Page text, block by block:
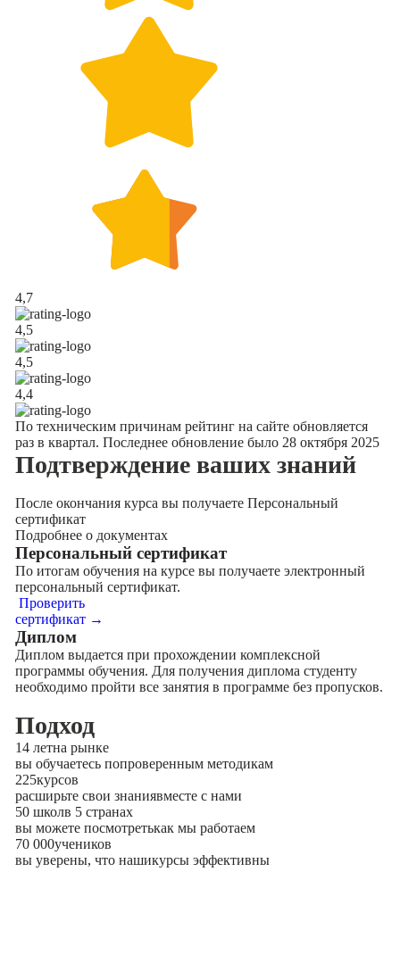
4,7
4,5
4,5
4,4
По техническим причинам рейтинг на сайте обновляется
раз в квартал. Последнее обновление было 28 октября 2025
Подтверждение ваших знаний
После окончания курса вы получаете Персональный
сертификат
Подробнее о документах
Персональный сертификат
По итогам обучения на курсе вы получаете электронный
персональный сертификат.
Проверить
сертификат →
Диплом
Диплом выдается при прохождении комплексной
программы обучения. Для получения диплома студенту
необходимо пройти все занятия в программе без пропусков.
Подход
14 летна рынке
вы обучаетесь попроверенным методикам
225курсов
расширьте свои знаниявместе с нами
50 школв 5 странах
вы можете посмотретькак мы работаем
70 000учеников
вы уверены, что нашикурсы эффективны